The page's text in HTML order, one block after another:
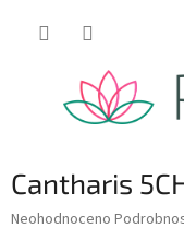
Cantharis
Průměrné
Neohodnoceno